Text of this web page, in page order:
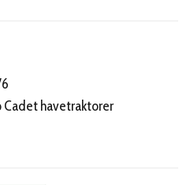
Cadet havetraktorer